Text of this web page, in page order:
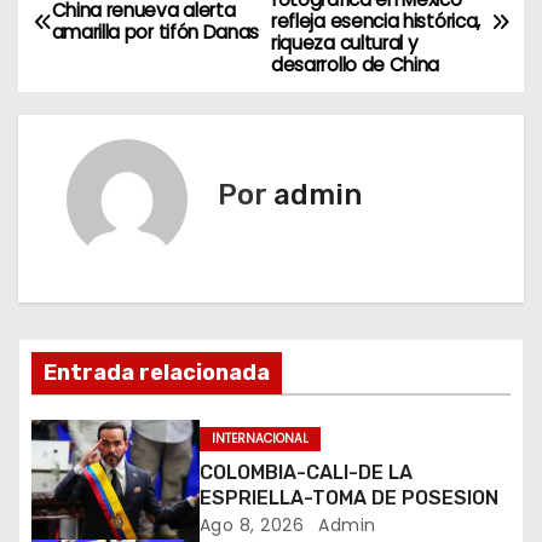
a
c
i
ó
n
d
refleja esencia histórica,
riqueza cultural y
desarrollo de China
China renueva alerta
amarilla por tifón Danas
Por admin
Entrada relacionada
INTERNACIONAL
COLOMBIA-CALI-DE LA
ESPRIELLA-TOMA DE POSESION
Ago 8, 2026 Admin